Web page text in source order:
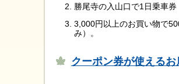
勝尾寺の入山口で1日乗車券
3,000円以上のお買い物で
み）。
クーポン券が使える